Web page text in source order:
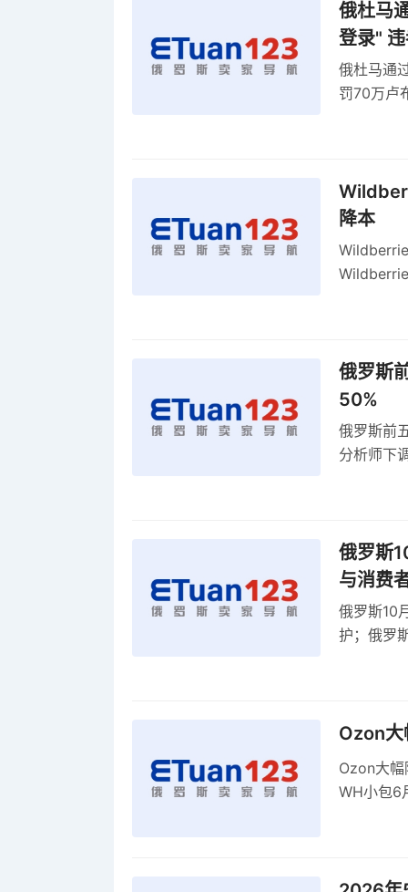
俄杜马
登录"
俄杜马通
罚70万卢
降本
俄罗斯
50%
俄罗斯前
分析师下
俄罗斯
与消费
俄罗斯10
护；俄罗
Ozon大
Ozon大
WH小包6